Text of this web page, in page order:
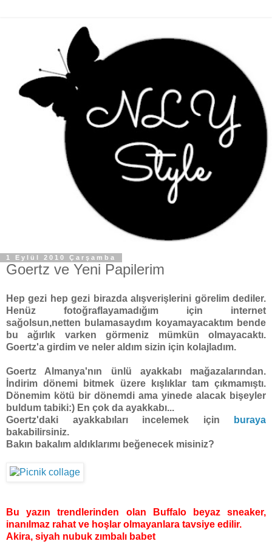
1 Eylül 2010 Çarşamba
Goertz ve Yeni Papilerim
Hep gezi hep gezi birazda alışverişlerini görelim dediler.
Henüz fotoğraflayamadığım için internet
sağolsun,netten bulamasaydım koyamayacaktım bende
bu ağırlık varken görmeniz mümkün olmayacaktı.
Goertz'a girdim ve neler aldım sizin için kolajladım.
Goertz Almanya'nın ünlü ayakkabı mağazalarından.
İndirim dönemi bitmek üzere kışlıklar tam çıkmamıştı.
Dönemim kötü bir dönemdi ama yinede alacak bişeyler
buldum tabiki:) En çok da ayakkabı...
Goertz'daki ayakkabıları incelemek için
buraya
bakabilirsiniz.
Bakın bakalım aldıklarımı beğenecek misiniz?
Bu yazın trendlerinden olan Buffalo beyaz sneaker,
inanılmaz rahat ve hoşlar olmayanlara tavsiye edilir.
Akira, siyah nubuk zımbalı babet